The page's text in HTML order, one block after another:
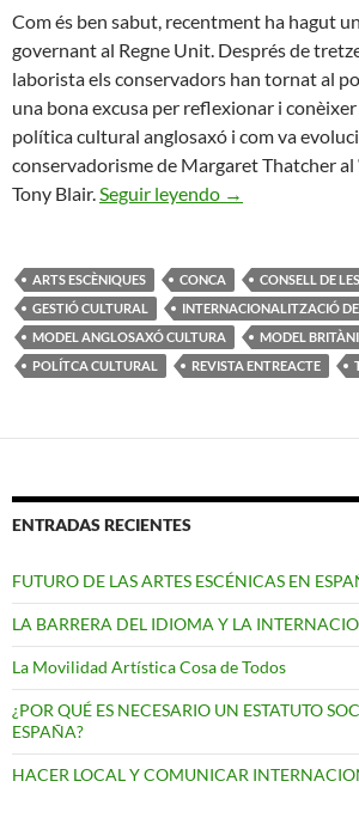
Com és ben sabut, recentment ha hagut
governant al Regne Unit. Després de
laborista els conservadors han tornat al
una bona excusa per reflexionar i
política cultural anglosaxó i com va
conservadorisme de Margaret Thatcher al
Tony Blair.Seguir leyendo El model
→
ARTS ESCÈNIQUES CONCA
CONSELL DE
GESTIÓ CULTURAL
INTERNACIONALITZACIÓ
MODEL ANGLOSAXÓ CULTURA
MODEL
POLÍTCA CULTURAL
REVISTA ENTREACTE
ENTRADAS RECIENTES
FUTURO DE LAS ARTES ESCÉNICAS EN
LA BARRERA DEL IDIOMA Y LA
La Movilidad Artística Cosa de Todos
¿POR QUÉ ES NECESARIO UN ESTATUTO
ESPAÑA?
HACER LOCAL Y COMUNICAR